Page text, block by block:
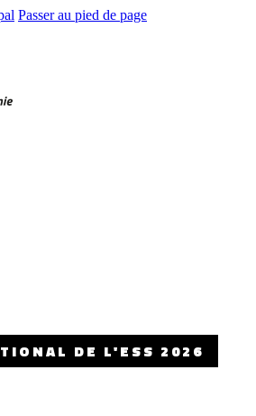
Passer au pied de page
DE L'ESS 2026